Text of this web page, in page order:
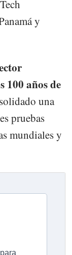
y
100 años de
una
pruebas
mundiales y